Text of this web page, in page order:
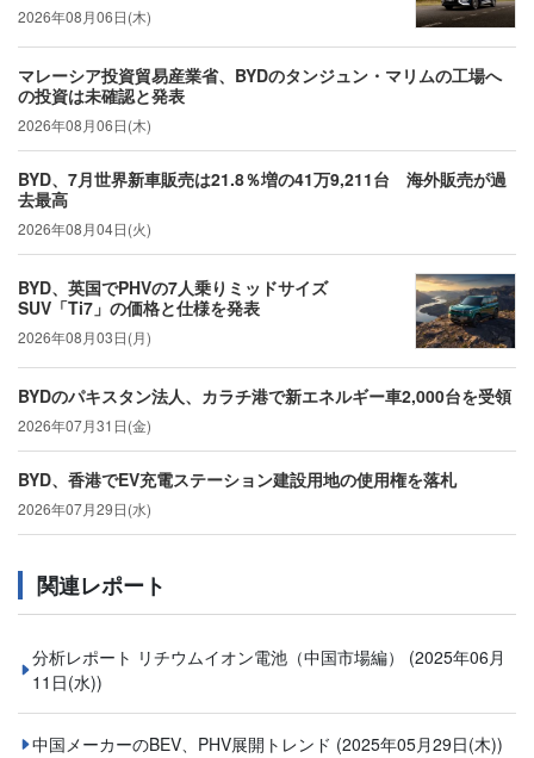
2026年08月06日(木)
マレーシア投資貿易産業省、BYDのタンジュン・マリムの工場へ
の投資は未確認と発表
2026年08月06日(木)
BYD、7月世界新車販売は21.8％増の41万9,211台 海外販売が過
去最高
2026年08月04日(火)
BYD、英国でPHVの7人乗りミッドサイズ
SUV「Ti7」の価格と仕様を発表
2026年08月03日(月)
BYDのパキスタン法人、カラチ港で新エネルギー車2,000台を受領
2026年07月31日(金)
BYD、香港でEV充電ステーション建設用地の使用権を落札
2026年07月29日(水)
関連レポート
分析レポート リチウムイオン電池（中国市場編） (2025年06月
11日(水))
中国メーカーのBEV、PHV展開トレンド (2025年05月29日(木))